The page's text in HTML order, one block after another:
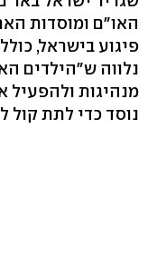
האו"ם ומוסדות
פיגוע בישראל,
נלווה ש"הילדים
מנהיגות ולהפעיל
נוסד כדי לתת קול